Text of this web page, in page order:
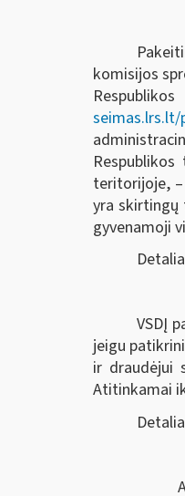
komisijos
seimas.lrs.lt/
teritorijoje, –
yra skirtingų
gyvenamoji
VSDĮ
jeigu
ir draudėjui
Atitinkamai